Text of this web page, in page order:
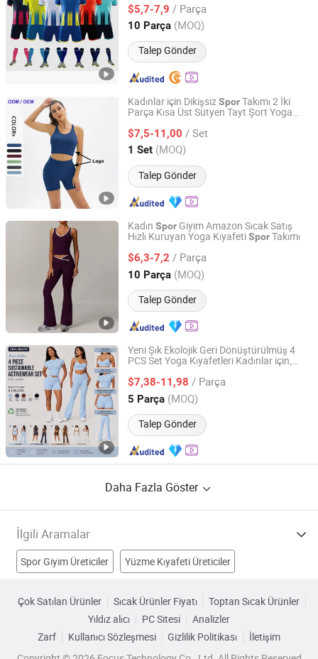
$5,7-7,9 / Parça
10 Parça (MOQ)
Talep Gönder
Anhui, China Fiyat 2025
Kadınlar için DikişsizSporTakımı 2 İki
Parça Kısa Üst Sütyen Tayt Şort Yoga
FitnessSpor Salonu
$7,5-11,00 / Set
1 Set (MOQ)
Talep Gönder
Xiamen Aimeee Garment Co., Ltd.
Fujian, China Fiyat 2021
Kadın Spor Giyim Amazon Sıcak Satış
Hızlı Kuruyan Yoga KıyafetiSporTakımı
$6,3-7,2 / Parça
10 Parça (MOQ)
Talep Gönder
Yiwu Dongheng Knitting Co. Ltd
Zhejiang, China Fiyat 2018
Yeni Şık Ekolojik Geri Dönüştürülmüş 4
PCS Set Yoga Kıyafetleri Kadınlar için,
KullanılmışSpor Giysileri
Sürdürülebilir Yumuşak Naylon
Salonu Kıyafetleri
$7,38-11,98 / Parça
5 Parça (MOQ)
Talep Gönder
Dongguan Tianchen Garment Technology Co., Ltd.
Guangdong, China Fiyat 2012
Daha Fazla Göster
İlgili Aramalar
Spor Giyim Üreticiler Yüzme Kıyafeti Üreticiler
Yarış Kıyafetleri Fabrikalar Spor Gözlüğü Fabrikalar
Çok Satılan Ürünler Sıcak Ürünler Fiyatı
Toptan Sıcak Ürünler
Yıldız alıcı
PC Sitesi
Analizler
Zarf
Kullanıcı Sözleşmesi Gizlilik Politikası
İletişim